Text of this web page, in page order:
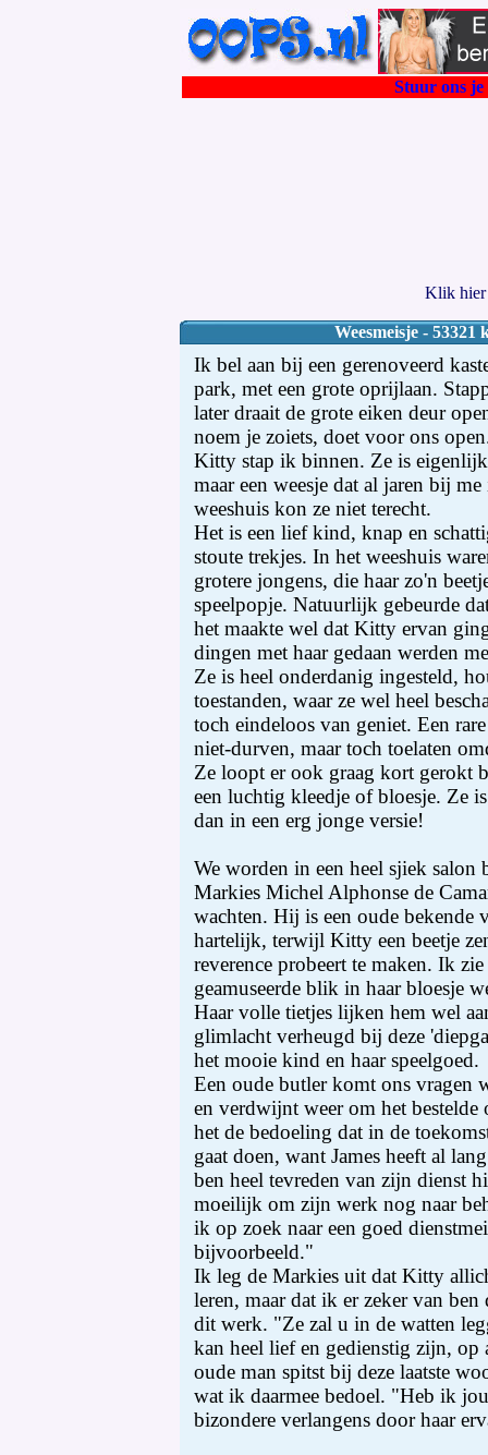
Stuur ons
Klik hier
Weesmeisje - 53321
Ik bel aan bij een gerenoveerd
park, met een grote oprijlaan.
later draait de grote eiken deur
noem je zoiets, doet voor ons
Kitty stap ik binnen. Ze is
maar een weesje dat al jaren bij
weeshuis kon ze niet terecht.
Het is een lief kind, knap en
stoute trekjes. In het weeshuis
grotere jongens, die haar zo'n
speelpopje. Natuurlijk gebeurde
het maakte wel dat Kitty ervan
dingen met haar gedaan werden
Ze is heel onderdanig ingesteld,
toestanden, waar ze wel heel
toch eindeloos van geniet. Een
niet-durven, maar toch toelaten
Ze loopt er ook graag kort gerokt
een luchtig kleedje of bloesje. Ze
dan in een erg jonge versie!
We worden in een heel sjiek salon
Markies Michel Alphonse de
wachten. Hij is een oude bekende
hartelijk, terwijl Kitty een beetje
reverence probeert te maken. Ik
geamuseerde blik in haar bloesje
Haar volle tietjes lijken hem wel
glimlacht verheugd bij deze
het mooie kind en haar speelgoed.
Een oude butler komt ons vragen
en verdwijnt weer om het
het de bedoeling dat in de
gaat doen, want James heeft al
ben heel tevreden van zijn dienst
moeilijk om zijn werk nog naar
ik op zoek naar een goed
bijvoorbeeld."
Ik leg de Markies uit dat Kitty
leren, maar dat ik er zeker van
dit werk. "Ze zal u in de watten
kan heel lief en gedienstig zijn, op
oude man spitst bij deze laatste
wat ik daarmee bedoel. "Heb ik
bizondere verlangens door haar